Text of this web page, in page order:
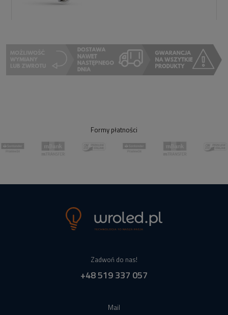
Formy płatności
Zadwoń do nas!
+48 519 337 057
Mail